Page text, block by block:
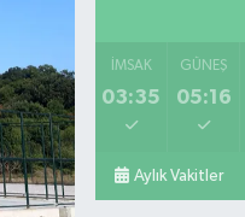
İMSAK
03:35
GÜNEŞ
05:16
Aylık Vakitler